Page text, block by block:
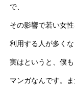
で、
その影響で若い女
利用する人が多くな
実はというと、僕
マンガなんです。